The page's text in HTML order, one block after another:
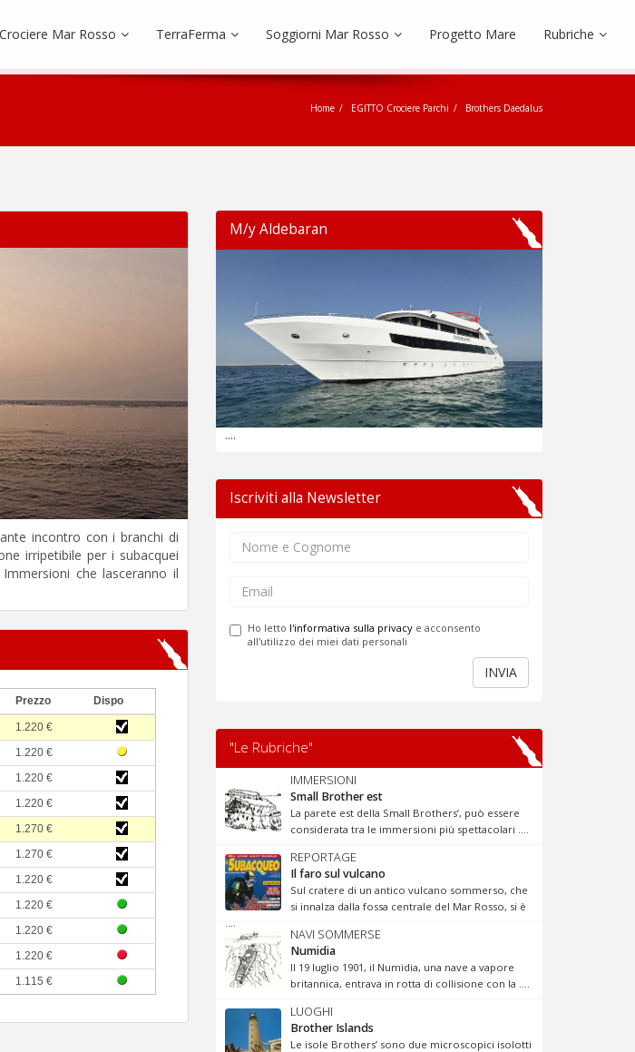
Crociere Mar Rosso TerraFerma Soggiorni Mar Rosso Progetto Mare Rubriche
Home EGITTO Crociere Parchi Brothers Daedalus
incontro con i branchi di
irripetibile per i subacquei
che lasceranno il
Prezzo Dispo
1.220 €
1.220 €
1.220 €
1.220 €
1.270 €
1.270 €
1.220 €
1.220 €
1.220 €
1.220 €
1.115 €
M/y Aldebaran
....
Iscriviti alla Newsletter
Ho letto l'informativa sulla privacy e acconsento
all'utilizzo dei miei dati personali
INVIA
"Le Rubriche"
IMMERSIONI
Small Brother est
La parete est della Small Brothers’, può essere
considerata tra le immersioni più spettacolari ....
REPORTAGE
Il faro sul vulcano
Sul cratere di un antico vulcano sommerso, che
si innalza dalla fossa centrale del Mar Rosso, si è
NAVI SOMMERSE
Numidia
Il 19 luglio 1901, il Numidia, una nave a vapore
britannica, entrava in rotta di collisione con la ....
LUOGHI
Brother Islands
Le isole Brothers’ sono due microscopici isolotti